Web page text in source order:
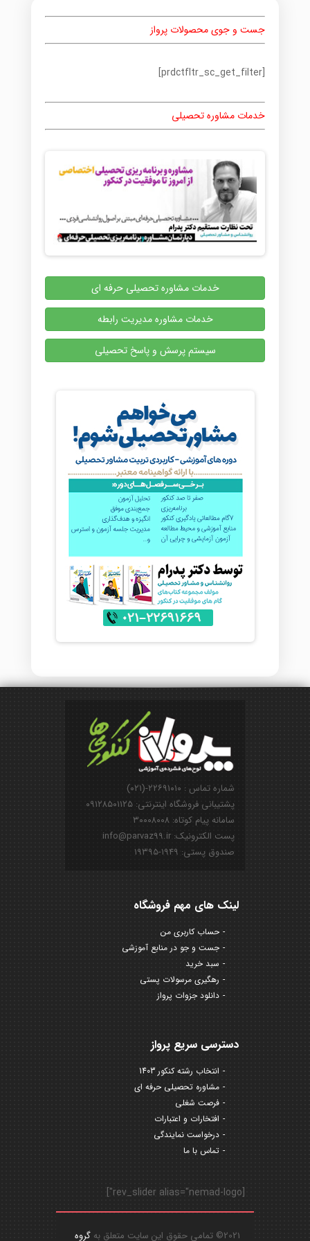
جست و جوی محصولات پرواز
[prdctfltr_sc_get_filter]
خدمات مشاوره تحصیلی
خدمات مشاوره تحصیلی حرفه ای
خدمات مشاوره مدیریت رابطه
سیستم پرسش و پاسخ تحصیلی
شماره تماس : ۲۲۶۹۱۰۱۰-(۰۲۱)
پشتیبانی فروشگاه اینترنتی: ۰۹۱۲۸۵۰۱۱۲۵
سامانه پیام کوتاه: ۳۰۰۰۸۰۰۸
پست الکترونیک: info@parvaz99.ir
صندوق پستی: ۱۹۴۹-۱۹۳۹۵
لینک های مهم فروشگاه
حساب کاربری من
جست و جو در منابع آموزشی
سبد خرید
رهگیری مرسولات پستی
دانلود جزوات پرواز
دسترسی سریع پرواز
انتخاب رشته کنکور 1403
مشاوره تحصیلی حرفه ای
فرصت شغلی
افتخارات و اعتبارات
درخواست نمایندگی
تماس با ما
[rev_slider alias="nemad-logo"]
2021© تمامی حقوق این سایت متعلق به گروه